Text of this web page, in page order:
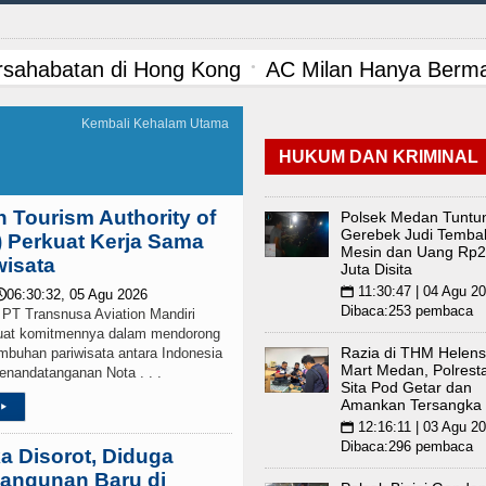
Imbang dengan Inter Milan Derby Laga
Persiapan Penataan Desa dan Batas Desa
AUR, Tegaskan Tak Toleransi
Juventus pada Laga Persahabatan di Hong
Bobby Nasution Berkantor di Nias
Kanker Paru di Indonesia Rico Waas
Betis pada Laga Persahabatan di Dublin 5
Villa Laga Persahabatan 7 Agustus 2026 di Hong
TNI Ali Imran Sebut TNI Terus
Kembali Kehalam Utama
Tourism Authority of
Perkuat Kerja Sama
06:30:32, 05 Agu 2026
Transnusa Aviation Mandiri
komitmennya dalam mendorong
pariwisata antara Indonesia
Nota . . .
▸
Disorot, Diduga
Baru di
HUKUM DAN KRIMINAL
Polsek Medan
Gerebek Judi
Mesin dan Uang
Juta Disita
📅 11:30:47 | 04 Agu
Dibaca:253 pembaca
Razia di THM
Mart Medan,
Sita Pod Getar dan
Amankan Tersangka
📅 12:16:11 | 03 Agu
Dibaca:296 pembaca